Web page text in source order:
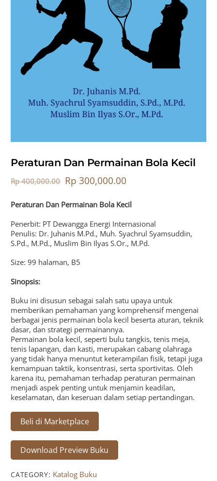
Peraturan Dan Permainan Bola Kecil
Rp400,000.00 Rp 300,000.00
Peraturan Dan Permainan Bola Kecil
Penerbit: PT Dewangga Energi Internasional
Penulis: Dr. Juhanis M.Pd., Muh. Syachrul Syamsuddin,
S.Pd., M.Pd., Muslim Bin Ilyas S.Or., M.Pd.
Size: 99 halaman, B5
Sinopsis:
Buku ini disusun sebagai salah satu upaya untuk
memberikan pemahaman yang komprehensif mengenai
berbagai jenis permainan bola kecil beserta aturan, teknik
dasar, dan strategi permainannya.
Permainan bola kecil, seperti bulu tangkis, tenis meja,
tenis lapangan, dan kasti, merupakan cabang olahraga
yang tidak hanya menuntut keterampilan fisik, tetapi juga
kemampuan taktik, konsentrasi, serta sportivitas. Oleh
karena itu, pemahaman terhadap peraturan permainan
menjadi aspek penting untuk menjamin keadilan,
keselamatan, dan keseruan dalam setiap pertandingan.
Beli di Marketplace
Download Preview Buku
CATEGORY: Katalog Buku